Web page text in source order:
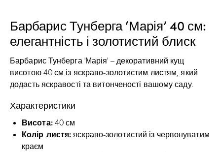
Барбарис Тунберга ‘Марія’ 40 см:
елегантність і золотистий блиск
Барбарис Тунберга ‘Марія’ – декоративний кущ
висотою 40 см із яскраво-золотистим листям, який
додасть яскравості та витонченості вашому саду.
Характеристики
Висота:40 см
Колір листя: яскраво-золотистий із червонуватим
краєм